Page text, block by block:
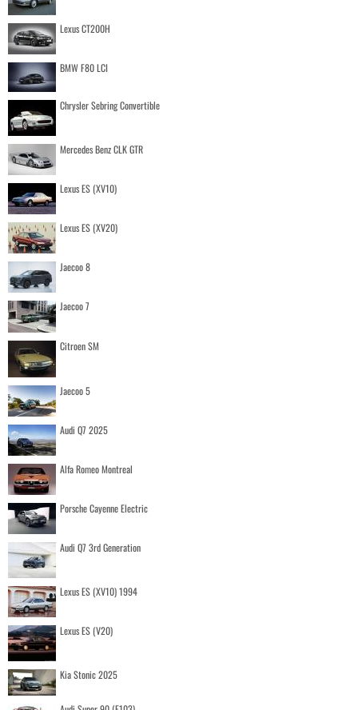
Lexus CT200H
BMW F80 LCI
Chrysler Sebring Convertible
Mercedes Benz CLK GTR
Lexus ES (XV10)
Lexus ES (XV20)
Jaecoo 8
Jaecoo 7
Citroen SM
Jaecoo 5
Audi Q7 2025
Alfa Romeo Montreal
Porsche Cayenne Electric
Audi Q7 3rd Generation
Lexus ES (XV10) 1994
Lexus ES (V20)
Kia Stonic 2025